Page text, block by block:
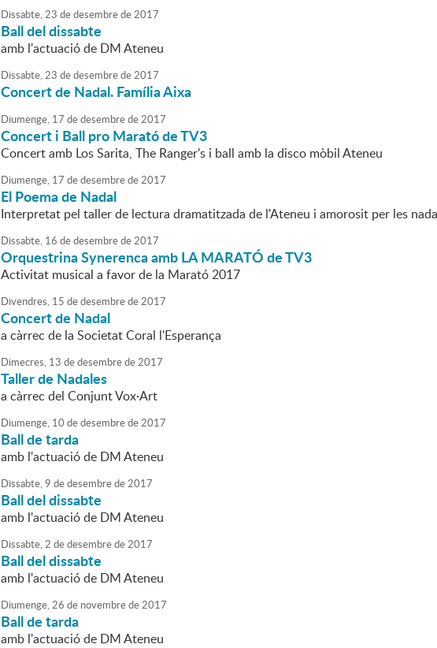
Dissabte,23 dedesembrede2017
Ball del dissabte
amb l'actuació de DM Ateneu
Dissabte,23 dedesembrede2017
Concert de Nadal. Família Aixa
Diumenge, 17 dedesembrede2017
Concert i Ball pro Marató de TV3
Concert amb Los Sarita, The Ranger's i ball amb la disco mòbil Ateneu
Diumenge, 17 dedesembrede2017
El Poema de Nadal
Interpretat pel taller de lectura dramatitzada de l'Ateneu i amorosit per les
Dissabte, 16 dedesembrede2017
Orquestrina Synerenca amb LA MARATÓ de TV3
Activitat musical a favor de la Marató 2017
Divendres, 15 dedesembrede2017
Concert de Nadal
a càrrec de la Societat Coral l'Esperança
Dimecres, 13 dedesembrede2017
Taller de Nadales
a càrrec del Conjunt Vox·Art
Diumenge, 10 dedesembrede2017
Ball de tarda
amb l'actuació de DM Ateneu
Dissabte,9 dedesembrede2017
Ball del dissabte
amb l'actuació de DM Ateneu
Dissabte,2 dedesembrede2017
Ball del dissabte
amb l'actuació de DM Ateneu
Diumenge,26 de novembrede2017
Ball de tarda
amb l'actuació de DM Ateneu